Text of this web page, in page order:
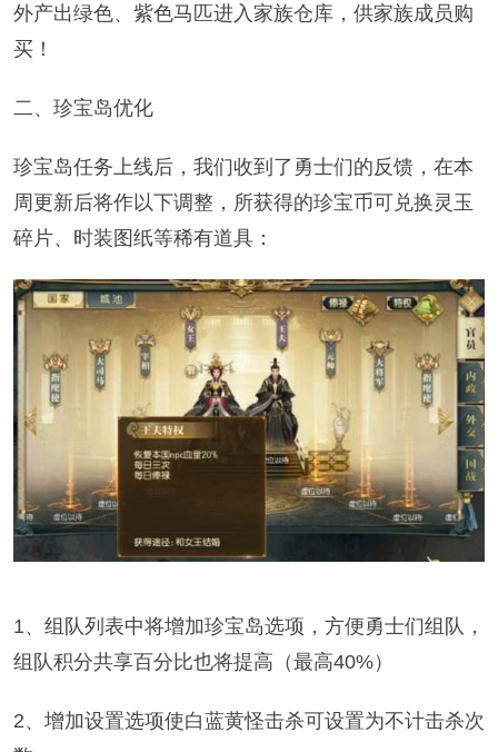
外产出绿色、紫色马匹进入家族仓库，供家族成员购
买！
二、珍宝岛优化
珍宝岛任务上线后，我们收到了勇士们的反馈，在本
周更新后将作以下调整，所获得的珍宝币可兑换灵玉
碎片、时装图纸等稀有道具：
1、组队列表中将增加珍宝岛选项，方便勇士们组队，
组队积分共享百分比也将提高（最高40%）
2、增加设置选项使白蓝黄怪击杀可设置为不计击杀次